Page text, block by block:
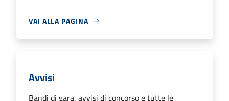
VAI ALLA PAGINA
Avvisi
Bandi di gara, avvisi di concorso e tutte le